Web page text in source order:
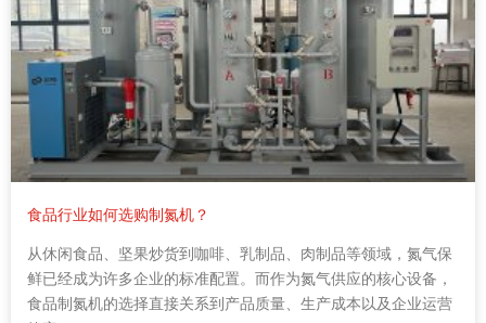
食品行业如何选购制氮机？
从休闲食品、坚果炒货到咖啡、乳制品、肉制品等领域，氮气保
鲜已经成为许多企业的标准配置。而作为氮气供应的核心设备，
食品制氮机的选择直接关系到产品质量、生产成本以及企业运营